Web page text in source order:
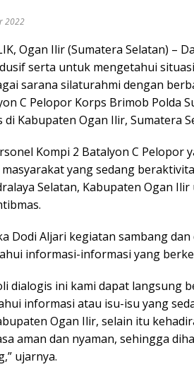
2022
Ogan Ilir (Sumatera Selatan) –
serta untuk mengetahui
sarana silaturahmi dengan
C Pelopor Korps Brimob Polda
Kabupaten Ogan Ilir, Sumatera
Kompi 2 Batalyon C Pelopor
yang sedang
Selatan, Kabupaten Ogan
Dodi Aljari kegiatan sambang
informasi-informasi yang
dialogis ini kami dapat langsung
informasi atau isu-isu yang
Ogan Ilir, selain itu
aman dan nyaman, sehingga
ujarnya.